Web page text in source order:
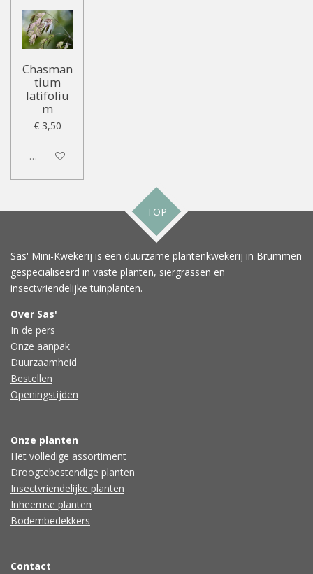
Chasman
tium
latifoliu
m
€ 3,50
Uitgeschakeld
TOP
Sas' Mini-Kwekerij is een duurzame plantenkwekerij in Brummen
gespecialiseerd in vaste planten, siergrassen en
insectvriendelijke tuinplanten.
Over Sas'
In de pers
Onze aanpak
Duurzaamheid
Bestellen
Openingstijden
Onze planten
Het volledige assortiment
Droogtebestendige planten
Insectvriendelijke planten
Inheemse planten
Bodembedekkers
Contact